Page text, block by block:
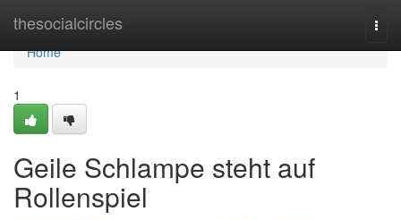
thesocialcircles
Home
Home
1
Geile Schlampe steht auf
Rollenspiel